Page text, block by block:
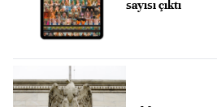
sayısı çıktı